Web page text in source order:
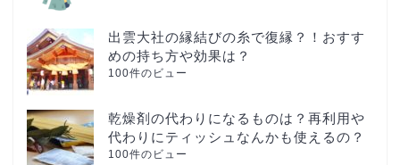
出雲大社の縁結びの糸で復縁？！おすす
めの持ち方や効果は？
100件のビュー
乾燥剤の代わりになるものは？再利用や
代わりにティッシュなんかも使えるの？
100件のビュー